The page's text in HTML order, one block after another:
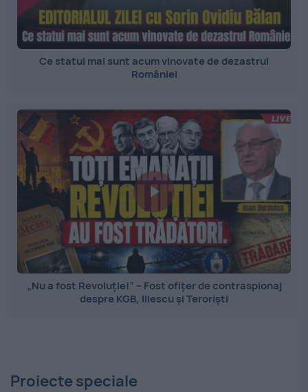
Ce statui mai sunt acum vinovate de dezastrul
României
„Nu a fost Revoluție!” – Fost ofițer de contraspionaj
despre KGB, Iliescu și Teroriști
Proiecte speciale